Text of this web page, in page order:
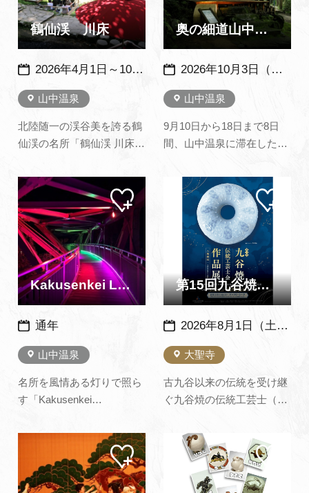
鶴仙渓 川床
山中温泉
2026年4月1日～10月31日 9：30～16：00 11月1日～11月30日 10：00～15：00 ※雨天及び河川の増水時は中止となります。※メンテナンス休業期間あり
北陸随一の渓谷美を誇る鶴
仙渓の名所「鶴仙渓 川床」
の流れ、野鳥のさえず
り…。清らかな川のせせら
ぎを耳に、春は新緑、秋は
紅葉を眺めながら、ここに
しかない風情あるひととき
をお過ごしください。 さら
に、山中出身の和の鉄人…
奥の細道山中温泉『芭蕉祭』全国俳句大会
山中温泉
2026年10月3日（土）
9月10日から18日まで8日
間、山中温泉に滞在した松
はたおらじ ゆのにほい」
と山中のお湯を絶賛する句
を残しています。※俳句募
集・吟行句会についてはこ
ちら（加賀市公式サイト）
Kakusenkei Light
山中温泉
通年
名所を風情ある灯りで照ら
す「Kakusenkei
公園内が九谷五彩をイメー
ジした色合いで幻想的にラ
イトアップされ、夜のまち
歩きがさらに楽しめます。
マイ
ペー
ジに
追加
第15回九谷焼伝統工芸士会作品展 ～ 九谷焼美術館 ～
大聖寺
2026年8月1日（土）～10月11日（日）
古九谷以来の伝統を受け継
ぐ九谷焼の伝統工芸士（経
（企画展示室のみ無料）8
月1日（土）13時30分～伝
統工芸士 苧野 直樹氏によ
るギャラリートーク（広報
マイ
ペー
ジに
追加
マイ
ペー
ジに
追加
マイ
ペー
ジに
追加